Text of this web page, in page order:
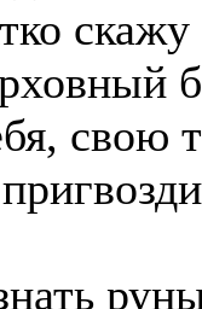
свою